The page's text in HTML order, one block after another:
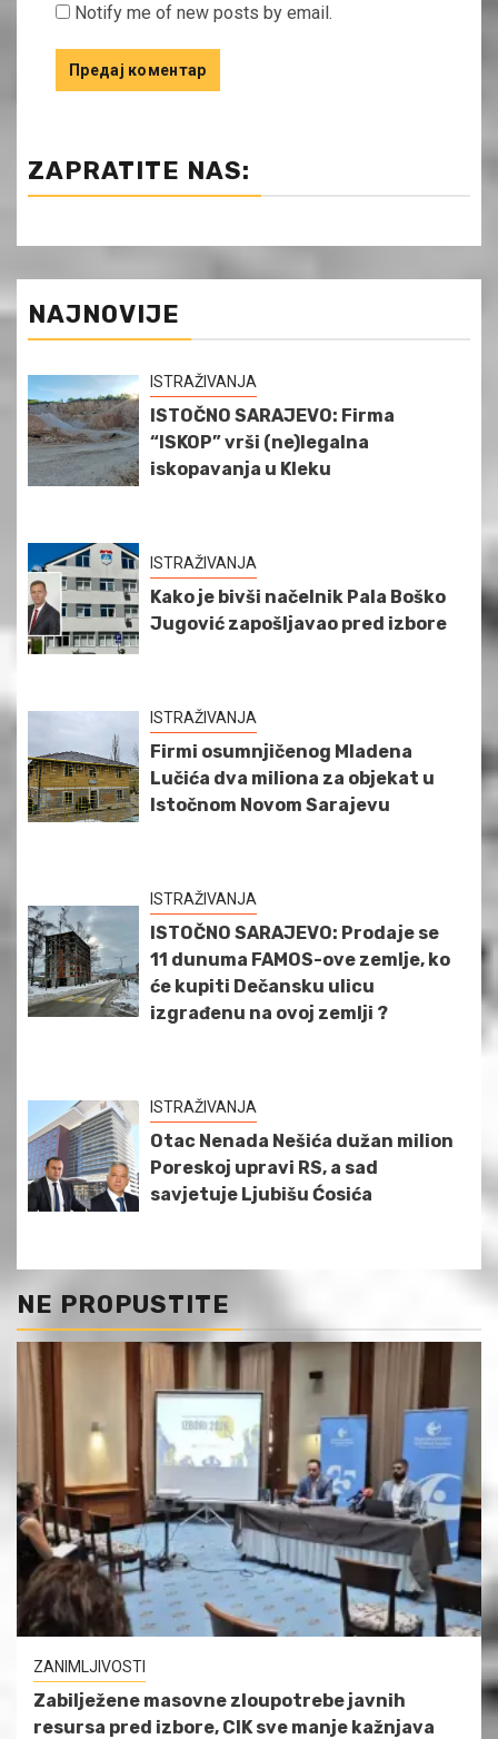
Notify me of new posts by email.
ZAPRATITE NAS:
NAJNOVIJE
ISTRAŽIVANJA
ISTOČNO SARAJEVO: Firma
“ISKOP” vrši (ne)legalna
iskopavanja u Kleku
ISTRAŽIVANJA
Kako je bivši načelnik Pala Boško
Jugović zapošljavao pred izbore
ISTRAŽIVANJA
Firmi osumnjičenog Mladena
Lučića dva miliona za objekat u
Istočnom Novom Sarajevu
ISTRAŽIVANJA
ISTOČNO SARAJEVO: Prodaje se
11 dunuma FAMOS-ove zemlje, ko
će kupiti Dečansku ulicu
izgrađenu na ovoj zemlji ?
ISTRAŽIVANJA
Otac Nenada Nešića dužan milion
Poreskoj upravi RS, a sad
savjetuje Ljubišu Ćosića
NE PROPUSTITE
ZANIMLJIVOSTI
Zabilježene masovne zloupotrebe javnih
resursa pred izbore, CIK sve manje kažnjava